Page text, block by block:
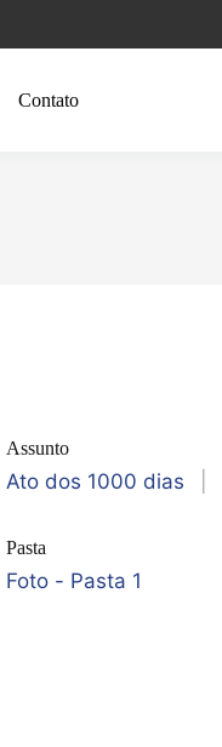
Contato
Assunto
Ato dos 1000 dias
Pasta
Foto - Pasta 1